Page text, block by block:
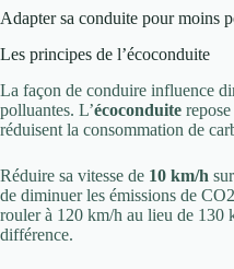
Adapter sa conduite pour moins
Les principes de l’écoconduite
La façon de conduire influence
polluantes. L’écoconduite
réduisent la consommation de
Réduire sa vitesse de 10 km/h
de diminuer les émissions de
rouler à 120 km/h au lieu de 130
différence.